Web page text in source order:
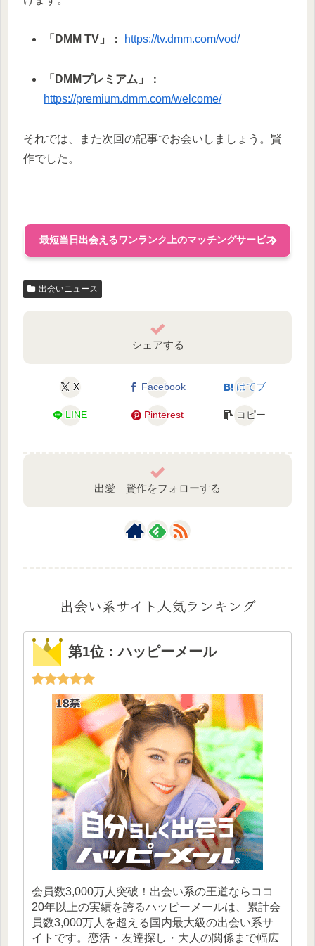
「DMM TV」： https://tv.dmm.com/vod/
「DMMプレミアム」：
https://premium.dmm.com/welcome/
それでは、また次回の記事でお会いしましょう。賢
作でした。
最短当日出会えるワンランク上のマッチングサービス
出会いニュース
シェアする
X Facebook はてブ
LINE Pinterest コピー
出愛 賢作をフォローする
出会い系サイト人気ランキング
第1位：ハッピーメール
会員数3,000万人突破！出会い系の王道ならココ
20年以上の実績を誇るハッピーメールは、累計会
員数3,000万人を超える国内最大級の出会い系サ
イトです。恋活・友達探し・大人の関係まで幅広